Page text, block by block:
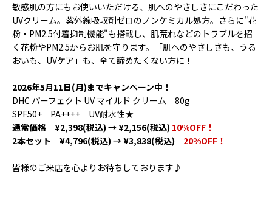
敏感肌の方にもお使いいただける、肌へのやさしさにこだわった
UVクリーム。紫外線吸収剤ゼロのノンケミカル処方。さらに"花
粉・PM2.5付着抑制機能"も搭載し、肌荒れなどのトラブルを招
く花粉やPM2.5からお肌を守ります。「肌へのやさしさも、うる
おいも、UVケア」も、全て諦めたくない方に！
2026年5月11日(月)までキャンペーン中！
DHC パーフェクト UV マイルド クリーム 80g
SPF50+ PA++++ UV耐水性★
通常価格 ¥2,398(税込) → ¥2,156(税込) 10%OFF！
2本セット ¥4,796(税込) → ¥3,838(税込) 20%OFF！
皆様のご来店を心よりお待ちしております♪